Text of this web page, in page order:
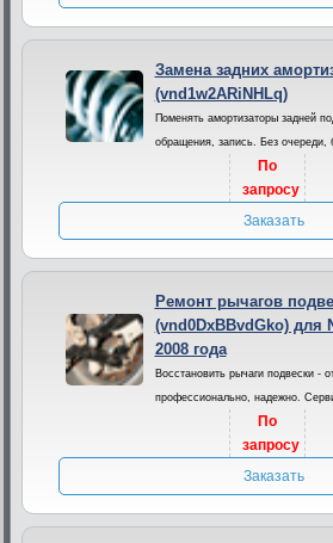
Замена задних
(vnd1w2ARiNHLq)
Поменять амортизаторы задней
обращения, запись. Без очереди,
По
запросу
Заказать
Ремонт рычагов
(vnd0DxBBvdGko) для
2008 года
Восстановить рычаги подвески -
профессионально, надежно.
По
запросу
Заказать